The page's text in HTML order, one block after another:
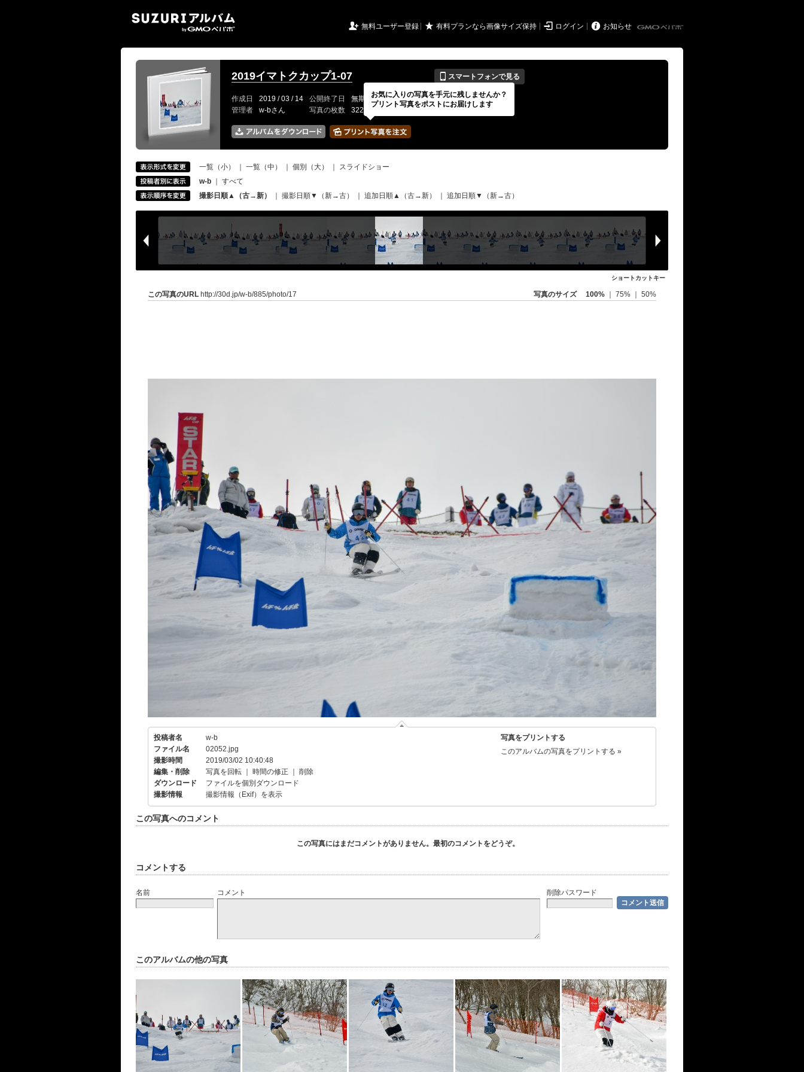
 無料ユーザー登録 ★ 有料プランなら画像サイズ保持  ログイン  お知らせ
2019イマトクカップ1-07 📱 スマートフォンで見る
作成日 2019 / 03 / 14 公開終了日 無期限 イベントの期間
---
管理者
w-bさん 写真の枚数 322 / 2000枚
一覧（小） 一覧（中） 個別（大）
スライドショー
w-b
すべて
撮影日順▲（古→新）
撮影日順▼（新→古） 追加日順▲（古→新） 追加日順▼（新→古）
ショートカットキー
この写真のURL http://30d.jp/w-b/885/photo/17 写真のサイズ 100% 75% 50%
投稿者名
w-b
ファイル名
02052.jpg
撮影時間
2019/03/02 10:40:48
編集・削除
写真を回転 時間の修正
削除
ダウンロード
ファイルを個別ダウンロード
撮影情報
撮影情報（Exif）を表示
写真をプリントする
このアルバムの写真をプリントする »
この写真へのコメント
この写真にはまだコメントがありません。最初のコメントをどうぞ。
コメントする
名前 コメント 削除パスワード
このアルバムの他の写真
お気に入りの写真を手元に残しませんか？
プリント写真をポストにお届けします